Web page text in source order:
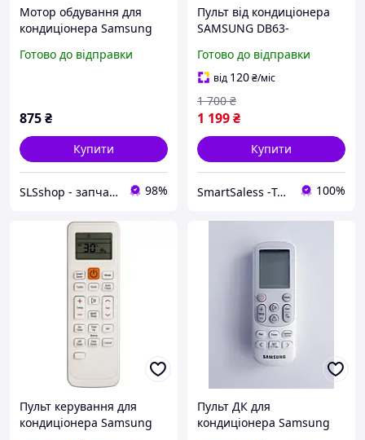
Мотор обдування для
кондиціонера Samsung
Готово до відправки
875₴
Купити
SLSshop - запчастини для побутової техніки 98%
Пульт від кондиціонера
SAMSUNG DB63-
Готово до відправки
від 120₴/міс
1 199₴
1 700 ₴
Купити
SmartSaless -Територія розумних продажів. Інтернет магазин електроніки та товарів для відпочінку 100%
Пульт керування для
кондиціонера Samsung
Пульт ДК для
кондиціонера Samsung